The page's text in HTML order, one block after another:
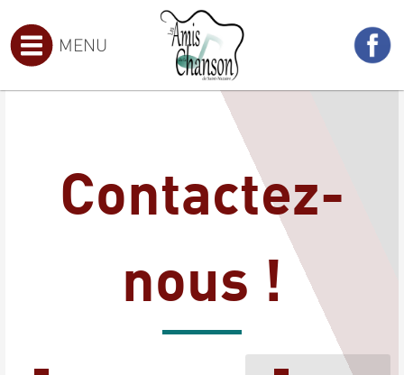
MENU
Contactez-
nous !